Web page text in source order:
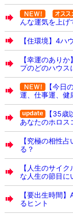
んな運気を上げ
【住環境】4ハ
【幸運のあり
プのどのハウス
【今日
運、仕事運、健
【35歳
あなたのホロス
【究極の相性
る？
【人生のサイ
な人生の節目に
【要出生時間
るヒント